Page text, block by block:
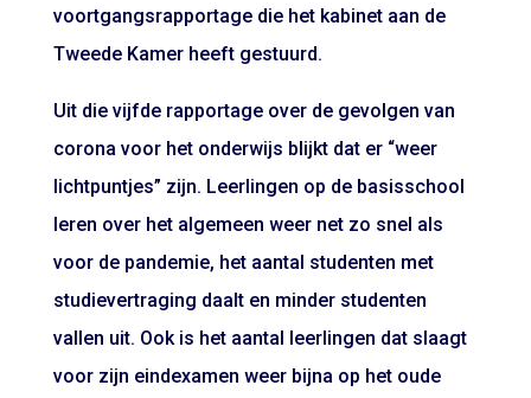
voortgangsrapportage die het kabinet aan de
Tweede Kamer heeft gestuurd.
Uit die vijfde rapportage over de gevolgen van
corona voor het onderwijs blijkt dat er “weer
lichtpuntjes” zijn. Leerlingen op de basisschool
leren over het algemeen weer net zo snel als
voor de pandemie, het aantal studenten met
studievertraging daalt en minder studenten
vallen uit. Ook is het aantal leerlingen dat slaagt
voor zijn eindexamen weer bijna op het oude